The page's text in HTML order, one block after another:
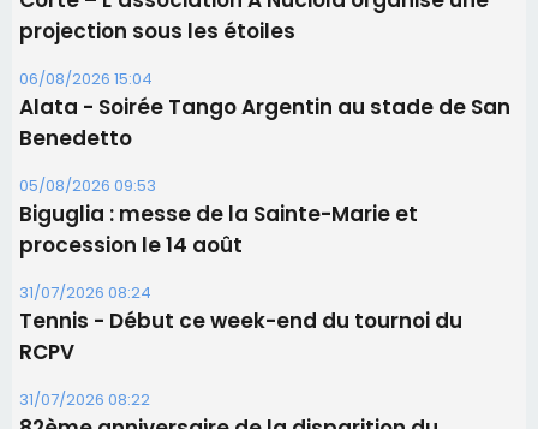
31/07/2026 08:24
Tennis - Début ce week-end du tournoi du
RCPV
31/07/2026 08:22
82ème anniversaire de la disparition du
Commandant Antoine de Saint Exupery
Les plus lus
Satine Nomary est la nouvelle Miss Corse 2026
d'un spectacle qui ne reviendra pas avant 2081